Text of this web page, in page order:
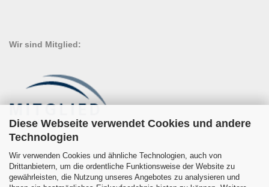
Diese Webseite verwendet Cookies und andere
Technologien
Wir verwenden Cookies und ähnliche Technologien, auch von
Drittanbietern, um die ordentliche Funktionsweise der Website zu
gewährleisten, die Nutzung unseres Angebotes zu analysieren und
Wir sind Mitglied: